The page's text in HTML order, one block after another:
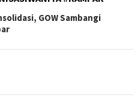
GOW Sambangi